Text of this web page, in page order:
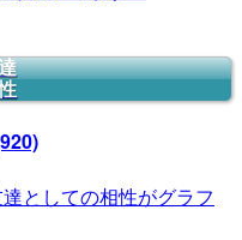
としての相性がグラフ